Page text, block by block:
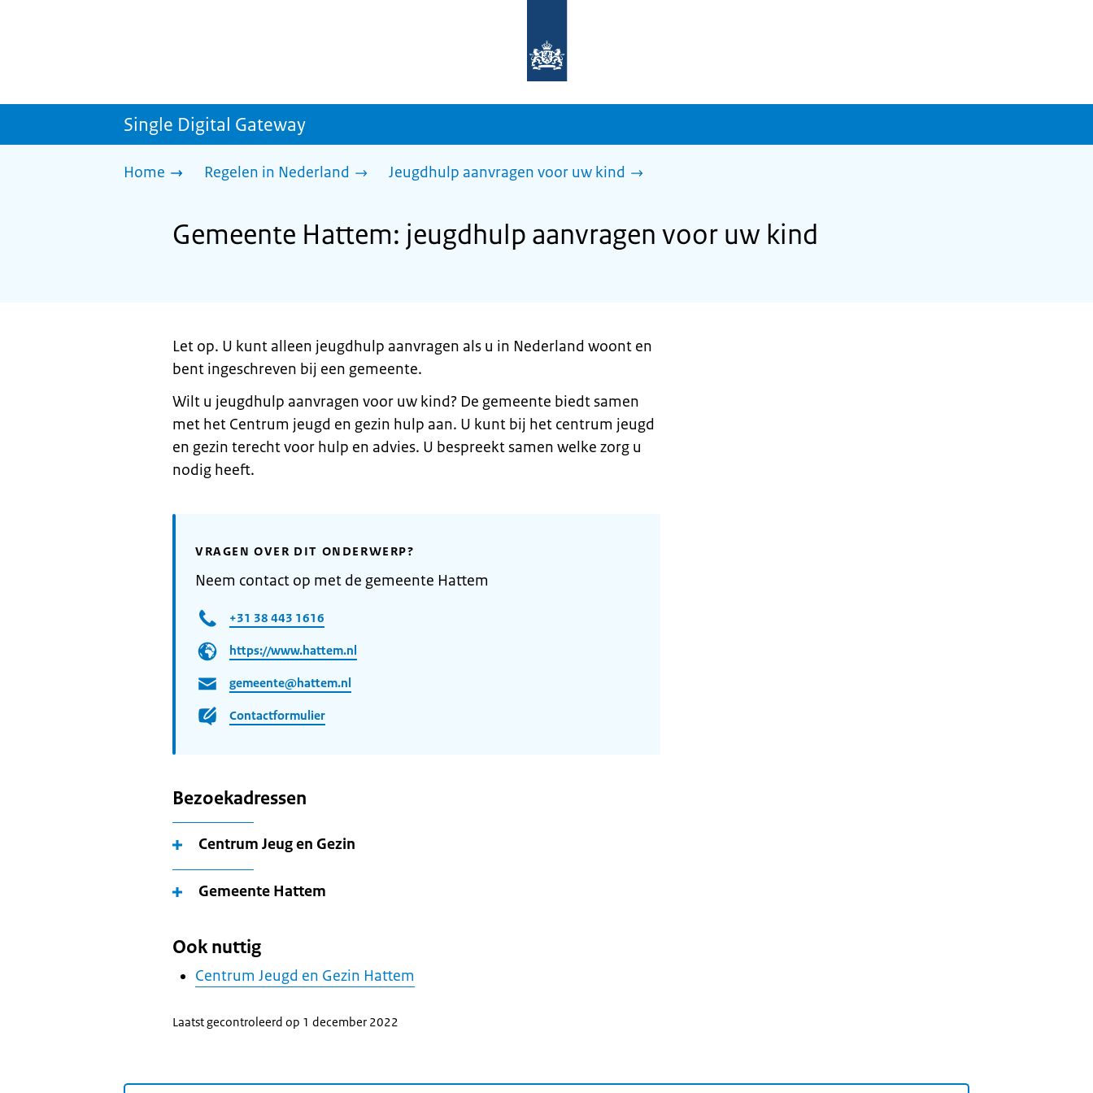
homepage
sdg.rijksoverheid.nl
Single Digital Gateway
Home Regelen in Nederland Jeugdhulp aanvragen voor uw kind
Gemeente Hattem: jeugdhulp aanvragen voor uw kind
Let op. U kunt alleen jeugdhulp aanvragen als u in Nederland woont en
bent ingeschreven bij een gemeente.
Wilt u jeugdhulp aanvragen voor uw kind? De gemeente biedt samen
met het Centrum jeugd en gezin hulp aan. U kunt bij het centrum jeugd
en gezin terecht voor hulp en advies. U bespreekt samen welke zorg u
nodig heeft.
VRAGEN OVER DIT ONDERWERP?
Neem contact op met de gemeente Hattem
+31 38 443 1616
https://www.hattem.nl
gemeente@hattem.nl
Contactformulier
Bezoekadressen
Centrum Jeug en Gezin
Gemeente Hattem
Ook nuttig
Centrum Jeugd en Gezin Hattem
Laatst gecontroleerd op 1 december 2022